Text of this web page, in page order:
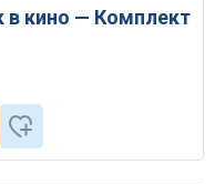
в кино — Комплект